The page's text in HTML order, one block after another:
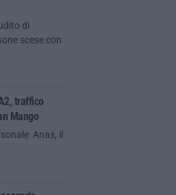
di
scese con
traffico
Mango
Anas, il